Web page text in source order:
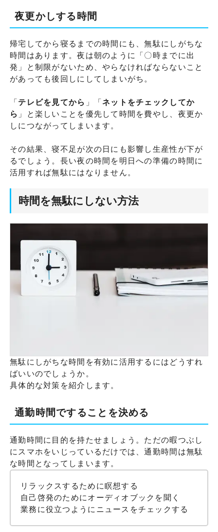
夜更かしする時間
帰宅してから寝るまでの時間にも、無駄にしがちな
時間はあります。夜は朝のように「〇時までに出
発」と制限がないため、やらなければならないこと
があっても後回しにしてしまいがち。
「 テレビを見てから 」「ネットをチェックしてか
ら 」と楽しいことを優先して時間を費やし、夜更か
しにつながってしまいます。
その結果、寝不足が次の日にも影響し生産性が下が
るでしょう。長い夜の時間を明日への準備の時間に
活用すれば無駄にはなりません。
時間を無駄にしない方法
無駄にしがちな時間を有効に活用するにはどうすれ
ばいいのでしょうか。
具体的な対策を紹介します。
通勤時間ですることを決める
通勤時間に目的を持たせましょう。ただの暇つぶし
にスマホをいじっているだけでは、通勤時間は無駄
な時間となってしまいます。
リラックスするために瞑想する
自己啓発のためにオーディオブックを聞く
業務に役立つようにニュースをチェックする